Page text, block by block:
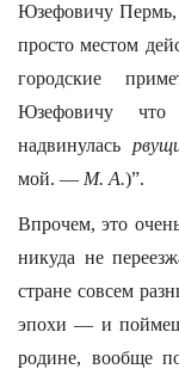
Юзефовичу Пермь,
просто местом
городские
Юзефовичу
надвинулась
мой. — М. А.)”.
Впрочем, это
никуда не
стране совсем
эпохи — и
родине, вообще